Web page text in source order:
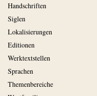
Handschriften
Siglen
Lokalisierungen
Editionen
Werktextstellen
Sprachen
Themenbereiche